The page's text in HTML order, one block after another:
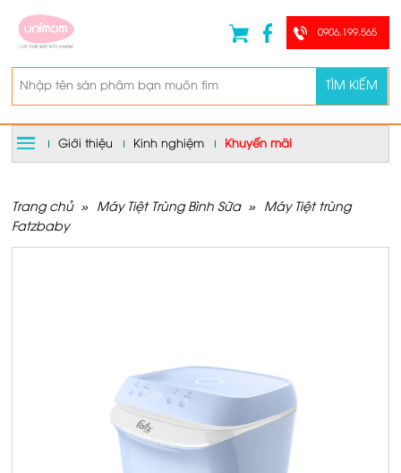
TÌM KIẾM
0906.199.565
Giới thiệu Kinh nghiệm Khuyến mãi
Trang chủ » Máy Tiệt Trùng Bình Sữa »
Máy Tiệt trùng
Fatzbaby